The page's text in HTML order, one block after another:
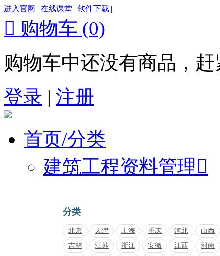
进入官网 | 在线课堂 | 软件下载 |
 购物车 (0)
购物车中还没有商品，
登录 | 注册
首页/分类
建筑工程资料管理
分类
北京 天津 上海 重庆 河北
山西
吉林
江苏 浙江 安徽 江西
河南